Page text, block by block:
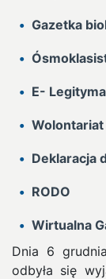
Gazetka
E-
Wolontariat
Deklaracja
RODO
Wirtualna
Dnia 6
odbyła się